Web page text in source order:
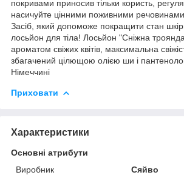
покривами приносив тільки користь,
насичуйте цінними поживними речовинами
Засіб, який допоможе покращити стан
лосьйон для тіла! Лосьйон "Сніжна
ароматом свіжих квітів, максимальна
збагачений цілющою олією ши і
Німеччині
Приховати
Характеристики
Основні атрибути
Виробник
Сяйво